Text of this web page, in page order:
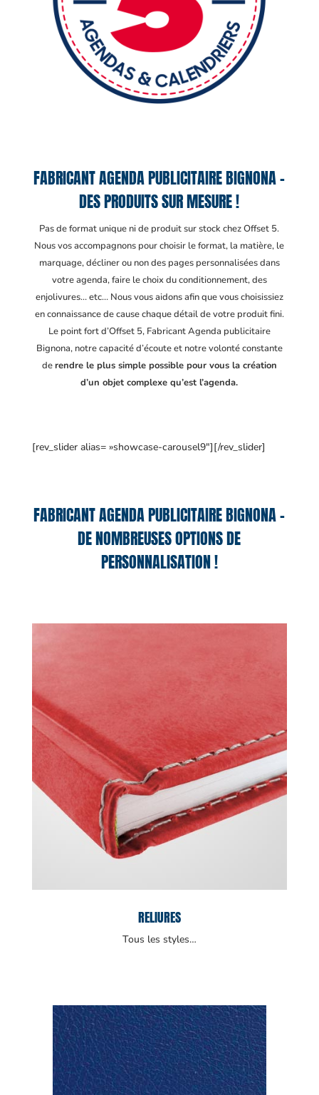
FABRICANT AGENDA PUBLICITAIRE BIGNONA –
DES PRODUITS SUR MESURE !
Pas de format unique ni de produit sur stock chez Offset 5.
Nous vos accompagnons pour choisir le format, la matière, le
marquage, décliner ou non des pages personnalisées dans
votre agenda, faire le choix du conditionnement, des
enjolivures… etc… Nous vous aidons afin que vous choisissiez
en connaissance de cause chaque détail de votre produit fini.
Le point fort d’Offset 5, Fabricant Agenda publicitaire
Bignona, notre capacité d’écoute et notre volonté constante
derendre le plus simple possible pour vous la création
d’un objet complexe qu’est l’agenda.
[rev_slider alias= »showcase-carousel9″][/rev_slider]
FABRICANT AGENDA PUBLICITAIRE BIGNONA –
DE NOMBREUSES OPTIONS DE
PERSONNALISATION !
RELIURES
Tous les styles…